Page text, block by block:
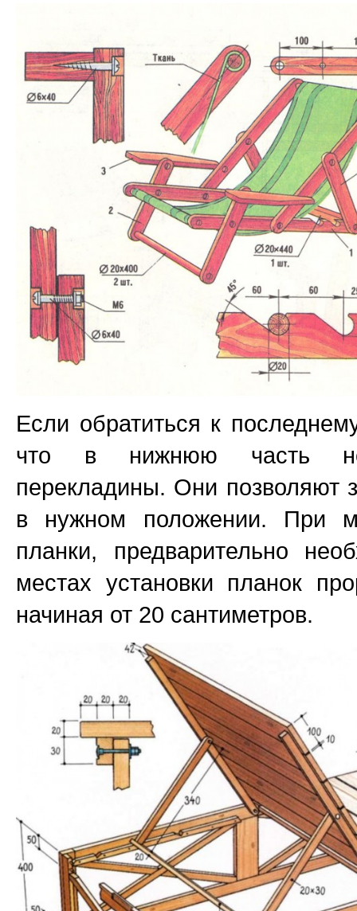
Если обратиться к
что в нижнюю часть
перекладины. Они позволяют
в нужном положении. При
планки, предварительно
местах установки планок
начиная от 20 сантиметров.